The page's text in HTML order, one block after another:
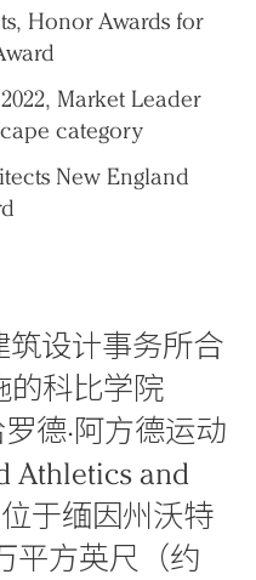
Honor Awards for
Market Leader
category
New England
筑设计事务所合
的科比学院
罗德·阿方德运动
Athletics and
于缅因州沃特
平方英尺（约